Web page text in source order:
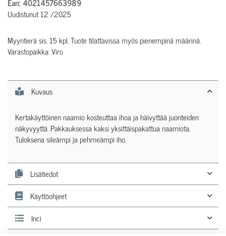
Uudistunut 12 /2025
Myyntierä sis. 15 kpl. Tuote tilattavissa myös pienempinä määrinä.
Varastopaikka: Viro
Kuvaus
Kertakäyttöinen naamio kosteuttaa ihoa ja häivyttää juonteiden
näkyvyyttä. Pakkauksessa kaksi yksittäispakattua naamiota.
Tuloksena sileämpi ja pehmeämpi iho.
Lisätiedot
Käyttöohjeet
Inci